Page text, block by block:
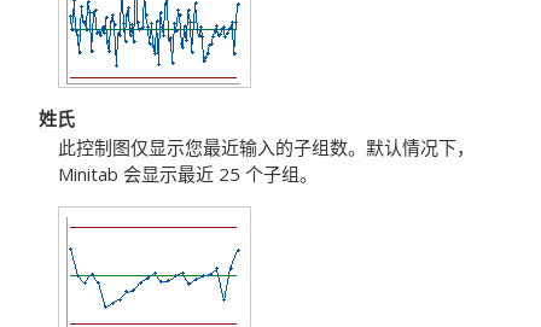
姓氏
此控制图仅显示您最近输入的子组数。默认情况下，
Minitab 会显示最近 25 个子组。